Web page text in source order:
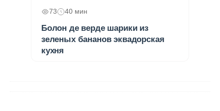
73 40 мин
Болон де верде шарики из
зеленых бананов эквадорская
кухня